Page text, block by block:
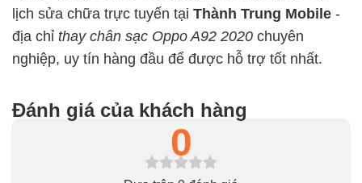
lịch sửa chữa trực tuyến tại Thành Trung Mobile -
địa chỉ thay chân sạc Oppo A92 2020 chuyên
nghiệp, uy tín hàng đầu để được hỗ trợ tốt nhất.
Đánh giá của khách hàng
0